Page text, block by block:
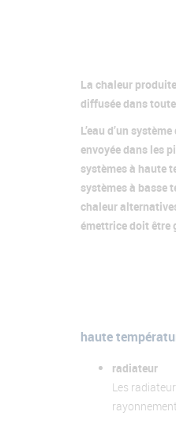
La chaleur
diffusée dans
L’eau d’un
envoyée dans les
systèmes à haute
systèmes à basse
chaleur
émettrice doit être
haute
radiateur
Les